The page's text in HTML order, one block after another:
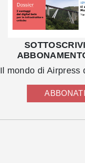
Il mondo di Airpress